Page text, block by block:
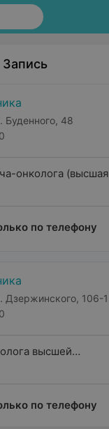
Запись
Буденного, 48
онколога (высшая
по телефону
Дзержинского, 106-1
высшей
категории
по телефону